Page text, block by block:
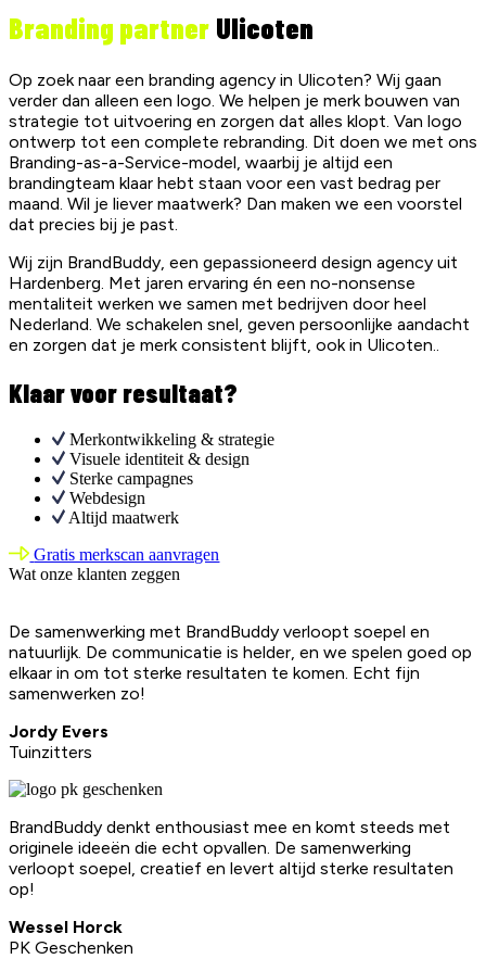
Branding partner Ulicoten
Op zoek naar een branding agency in Ulicoten? Wij gaan
verder dan alleen een logo. We helpen je merk bouwen van
strategie tot uitvoering en zorgen dat alles klopt. Van logo
ontwerp tot een complete rebranding. Dit doen we met ons
Branding-as-a-Service-model, waarbij je altijd een
brandingteam klaar hebt staan voor een vast bedrag per
maand. Wil je liever maatwerk? Dan maken we een voorstel
dat precies bij je past.
Wij zijn BrandBuddy, een gepassioneerd design agency uit
Hardenberg. Met jaren ervaring én een no-nonsense
mentaliteit werken we samen met bedrijven door heel
Nederland. We schakelen snel, geven persoonlijke aandacht
en zorgen dat je merk consistent blijft, ook in Ulicoten..
Klaar voor resultaat?
Merkontwikkeling & strategie
Visuele identiteit & design
Sterke campagnes
Webdesign
Altijd maatwerk
Gratis merkscan aanvragen
Wat onze klanten zeggen
De samenwerking met BrandBuddy verloopt soepel en
natuurlijk. De communicatie is helder, en we spelen goed op
elkaar in om tot sterke resultaten te komen. Echt fijn
samenwerken zo!
Jordy Evers
Tuinzitters
BrandBuddy denkt enthousiast mee en komt steeds met
originele ideeën die echt opvallen. De samenwerking
verloopt soepel, creatief en levert altijd sterke resultaten
op!
Wessel Horck
PK Geschenken